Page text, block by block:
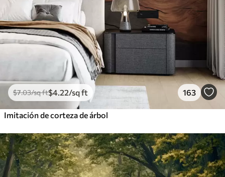
$7.03/sq ft$4 .22/sq ft 163
Imitación de corteza de árbol